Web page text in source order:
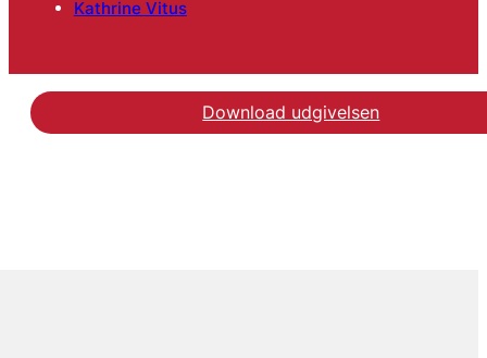
Kathrine Vitus
Download udgivelsen